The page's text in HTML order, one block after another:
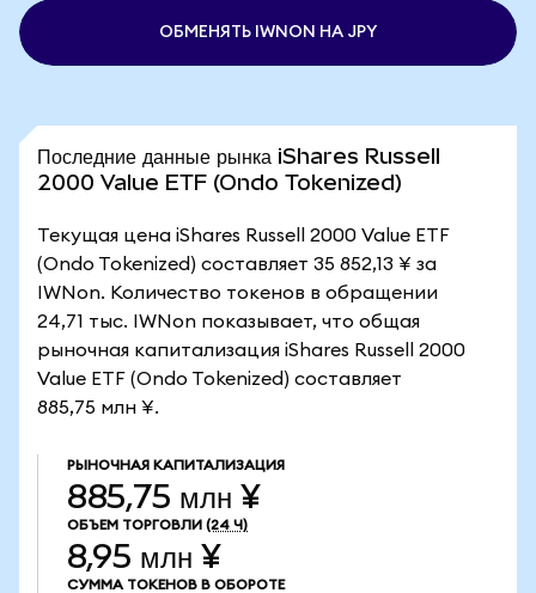
ОБМЕНЯТЬ IWNON НА JPY
Последние данные рынка iShares Russell
2000 Value ETF (Ondo Tokenized)
Текущая цена iShares Russell 2000 Value ETF
(Ondo Tokenized) составляет 35 852,13 ¥ за
IWNon. Количество токенов в обращении
24,71 тыс. IWNon показывает, что общая
рыночная капитализация iShares Russell 2000
Value ETF (Ondo Tokenized) составляет
885,75 млн ¥.
РЫНОЧНАЯ КАПИТАЛИЗАЦИЯ
885,75 млн ¥
ОБЪЕМ ТОРГОВЛИ (24 Ч)
8,95 млн ¥
СУММА ТОКЕНОВ В ОБОРОТЕ